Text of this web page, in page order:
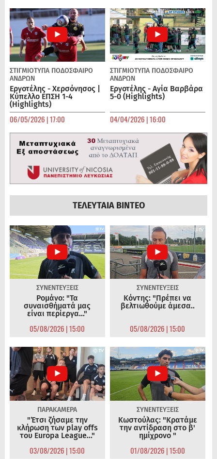
ΣΤΙΓΜΙΟΤΥΠΑ ΠΟΔΌΣΦΑΙΡΟ
ΑΝΔΡΏΝ
Εργοτέλης - Χερσόνησος |
Κύπελλο ΕΠΣΗ 1-4
(Highlights)
06/05/2026 | 17:00
ΣΤΙΓΜΙΟΤΥΠΑ ΠΟΔΌΣΦΑΙΡΟ
ΑΝΔΡΏΝ
Εργοτέλης - Αγία Βαρβάρα
5-0 (Highlights)
04/04/2026 | 16:00
ΤΕΛΕΥΤΑΙΑ ΒΙΝΤΕΟ
ΣΥΝΕΝΤΕΥΞΕΙΣ
Ρομάνο: "Τα
συναισθήματά μας
είναι περίεργα..."
05/08/2026 | 15:00
ΣΥΝΕΝΤΕΥΞΕΙΣ
Κόντης: "Πρέπει να
βελτιωθούμε άμεσα..
05/08/2026 | 15:00
ΠΑΡΑΚΑΜΕΡΑ
"Έτσι ζήσαμε την
κλήρωση των play offs
του Europa League..."
03/08/2026 | 15:00
ΣΥΝΕΝΤΕΥΞΕΙΣ
Κωστούλας: "Κρατάμε
την αντίδραση στο β'
ημίχρονο "
01/08/2026 | 15:00